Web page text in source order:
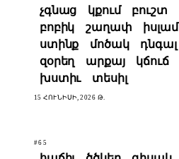
չգնաց
կքում բուշտ
բոբիկ
շաղափ իսլամ
ստինք
մոծակ դնգալ
զօրեղ
արքայ կճուճ
խստիւ
տեսիլ
15 ՀՈՒՆԻՍԻ, 2026 Թ.
#65